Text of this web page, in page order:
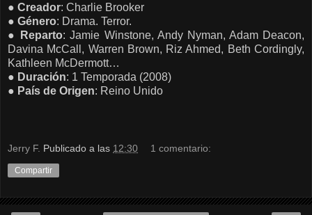
● Creador: Charlie Brooker
● Género: Drama. Terror.
●
Reparto: Jamie Winstone, Andy Nyman, Adam Deacon,
Davina McCall, Warren Brown, Riz Ahmed, Beth Cordingly,
Kathleen McDermott…
● Duración: 1 Temporada (2008)
● País de Origen: Reino Unido
Jerry F. Publicado a las 12:30 1 comentario:
Compartir